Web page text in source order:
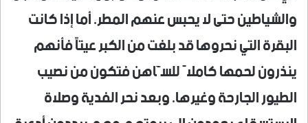
والشياطين حتى لا يحبس عنهم المطر. أما إذا كانت
البقرة التي نحروها قد بلغت من الكبر عيتاً فأنهم
ينذرون لحمها كاملاً للسَّاهن فتكون من نصيب
الطيور الجارحة وغيرها. وبعد نحر الفدية وصلاة